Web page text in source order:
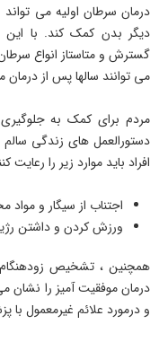
درمان سرطان اولیه می
دیگر بدن کمک کند. با
گسترش و متاستاز انواع
می توانند سالها پس از درمان
مردم برای کمک به جلوگیری
دستورالعمل های زندگی
افراد باید موارد زیر را رعایت
اجتناب از سیگار و مواد
ورزش کردن و داشتن
همچنین ، تشخیص
درمان موفقیت آمیز را نشان
و درمورد علائم غیرمعمول